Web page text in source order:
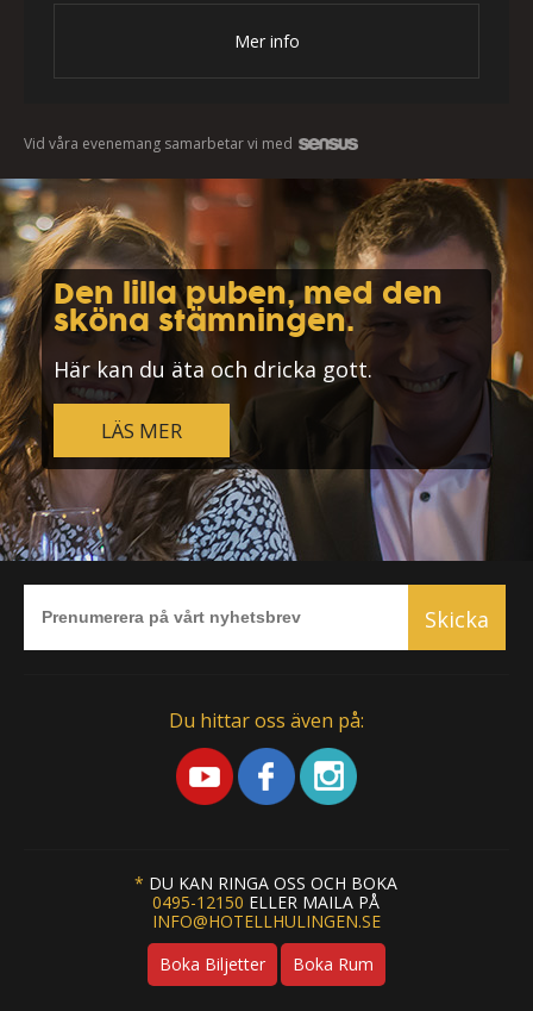
Mer info
Vid våra evenemang samarbetar vi med
Den lilla puben, med den
sköna stämningen.
Här kan du äta och dricka gott.
LÄS MER
Skicka
Du hittar oss även på:
* DU KAN RINGA OSS OCH BOKA
0495-12150 ELLER MAILA PÅ
INFO@HOTELLHULINGEN.SE
Boka Biljetter
Boka Rum